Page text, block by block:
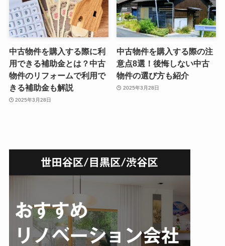
中古物件を購入する際に利
用できる補助金とは？中古
物件のリフォームで利用で
きる補助金も解説
2025年3月28日
中古物件を購入する際の注
意点8選！後悔しない中古
物件の選び方も紹介
2025年3月28日